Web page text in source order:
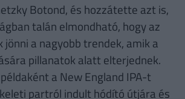
Botond, és hozzátette azt is,
talán elmondható, hogy az
jönni a nagyobb trendek, amik a
pillanatok alatt elterjednek.
a New England IPA-t
partról indult hódító útjára és